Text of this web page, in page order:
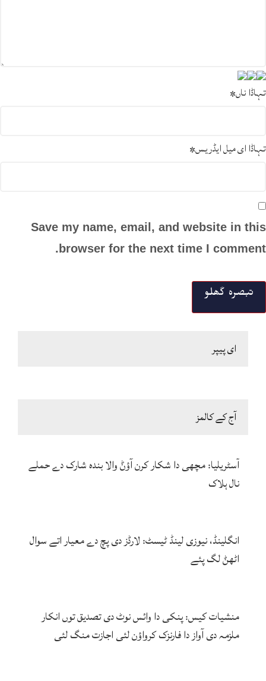
تہاڈا ناں*
تہاڈا ای میل ایڈریس*
Save my name, email, and website in this
browser for the next time I comment.
ای پیپر
آج کے کالمز
آسٹریلیا: مچھی دا شکار کرن آؤݨ والا بندہ شارک دے حملے
نال ہلاک
انگلینڈ، نیوزی لینڈ ٹیسٹ: لارڈز دی پچ دے معیار اتے سوال
اٹھݨ لگ پئے
منشیات کیس: پنکی دا وائس نوٹ دی تصدیق توں انکار
ملزمہ دی آواز دا فارنزک کرواؤن لئی اجازت منگ لئی